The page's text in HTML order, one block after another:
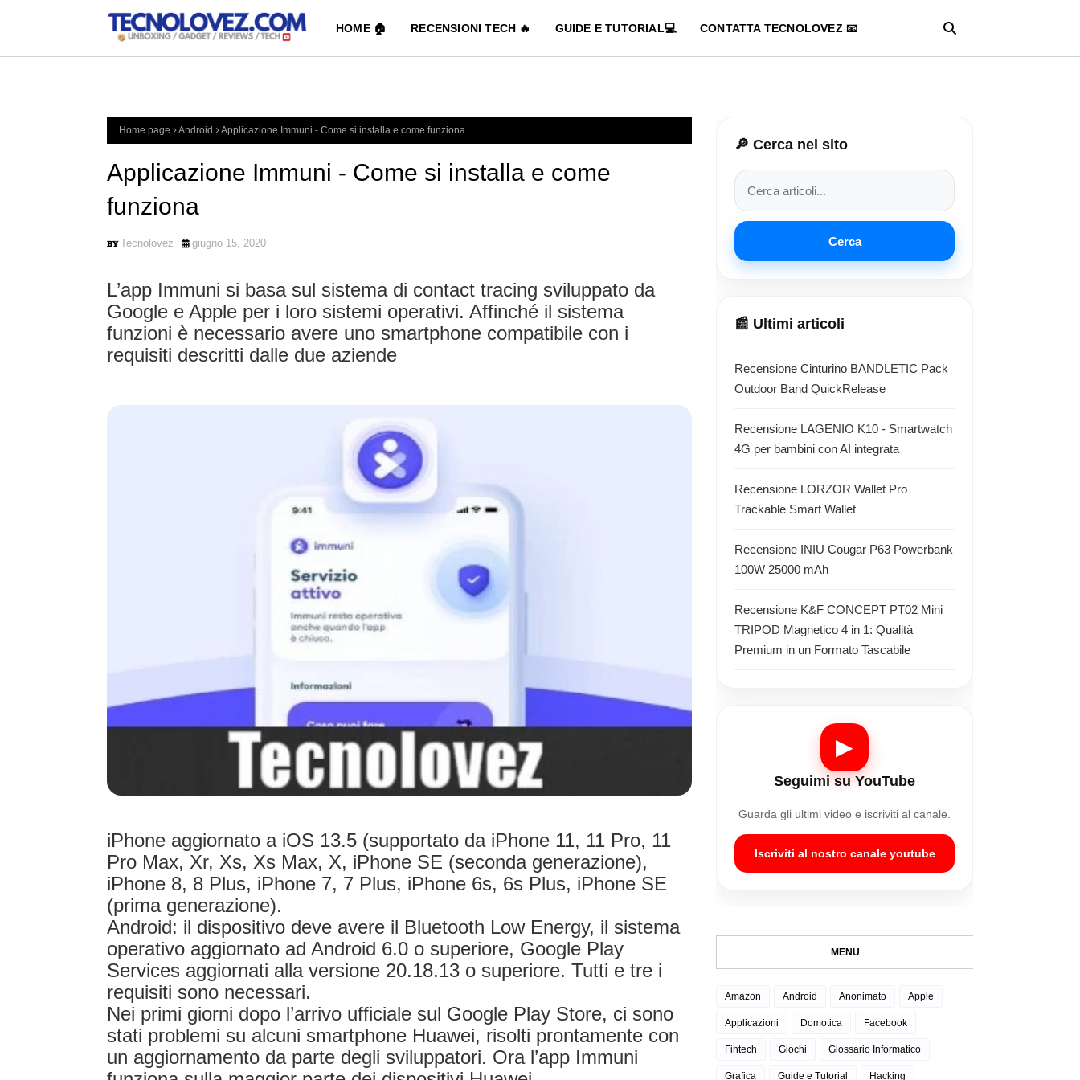
HOME 🏠 RECENSIONI TECH 🔥 GUIDE E TUTORIAL💻 CONTATTA TECNOLOVEZ 📧
Home page Android Applicazione Immuni - Come si installa e come funziona
Applicazione Immuni - Come si installa e come
funziona
Tecnolovez giugno 15, 2020
L’app Immuni si basa sul sistema di contact tracing sviluppato da
Google e Apple per i loro sistemi operativi. Affinché il sistema
funzioni è necessario avere uno smartphone compatibile con i
requisiti descritti dalle due aziende
iPhone aggiornato a iOS 13.5 (supportato da iPhone 11, 11 Pro, 11
Pro Max, Xr, Xs, Xs Max, X, iPhone SE (seconda generazione),
iPhone 8, 8 Plus, iPhone 7, 7 Plus, iPhone 6s, 6s Plus, iPhone SE
(prima generazione).
Android: il dispositivo deve avere il Bluetooth Low Energy, il sistema
operativo aggiornato ad Android 6.0 o superiore, Google Play
Services aggiornati alla versione 20.18.13 o superiore. Tutti e tre i
requisiti sono necessari.
Nei primi giorni dopo l’arrivo ufficiale sul Google Play Store, ci sono
stati problemi su alcuni smartphone Huawei, risolti prontamente con
un aggiornamento da parte degli sviluppatori. Ora l’app Immuni
🔎 Cerca nel sito
Cerca
📰 Ultimi articoli
Recensione Cinturino BANDLETIC Pack
Outdoor Band QuickRelease
Recensione LAGENIO K10 - Smartwatch
4G per bambini con AI integrata
Recensione LORZOR Wallet Pro
Trackable Smart Wallet
Recensione INIU Cougar P63 Powerbank
100W 25000 mAh
Recensione K&F CONCEPT PT02 Mini
TRIPOD Magnetico 4 in 1: Qualità
Premium in un Formato Tascabile
▶
Seguimi su YouTube
Guarda gli ultimi video e iscriviti al canale.
Iscriviti al nostro canale youtube
MENU
Amazon Android Anonimato Apple
Applicazioni Domotica Facebook
Fintech Giochi Glossario Informatico
Grafica Guide e Tutorial Hacking